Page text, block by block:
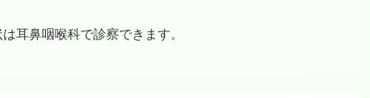
耳鼻咽喉科で診察できます。